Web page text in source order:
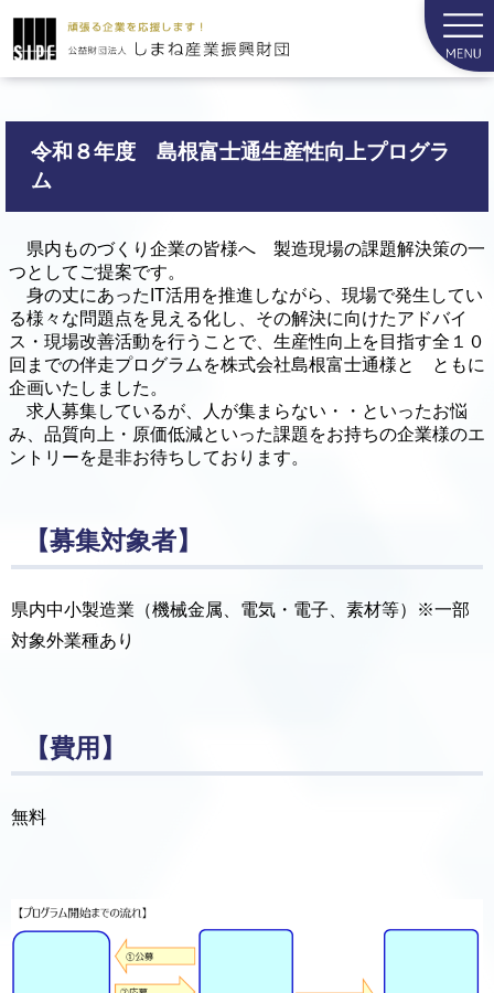
令和８年度 島根富士通生産性向上プログラ
ム
県内ものづくり企業の皆様へ 製造現場の課題解決策の一
つとしてご提案です。
身の丈にあったIT活用を推進しながら、現場で発生してい
る様々な問題点を見える化し、その解決に向けたアドバイ
ス・現場改善活動を行うことで、生産性向上を目指す全１０
回までの伴走プログラムを株式会社島根富士通様と ともに
企画いたしました。
求人募集しているが、人が集まらない・・といったお悩
み、品質向上・原価低減といった課題をお持ちの企業様のエ
ントリーを是非お待ちしております。
【募集対象者】
県内中小製造業（機械金属、電気・電子、素材等）※一部
対象外業種あり
【費用】
無料